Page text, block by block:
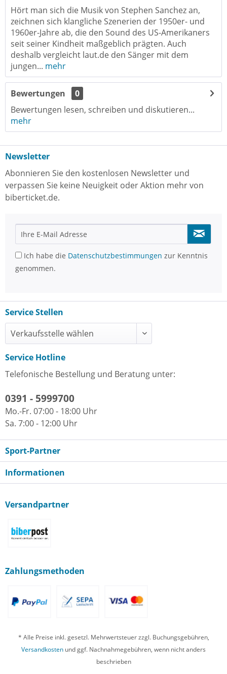
Hört man sich die Musik von Stephen Sanchez an,
zeichnen sich klangliche Szenerien der 1950er- und
1960er-Jahre ab, die den Sound des US-Amerikaners
seit seiner Kindheit maßgeblich prägten. Auch
deshalb vergleicht laut.de den Sänger mit dem
jungen... mehr
Bewertungen
0
Bewertungen lesen, schreiben und diskutieren...
mehr
Newsletter
Abonnieren Sie den kostenlosen Newsletter und
verpassen Sie keine Neuigkeit oder Aktion mehr von
biberticket.de.
Ich habe die Datenschutzbestimmungen zur Kenntnis
genommen.
Service Stellen
Service Hotline
Telefonische Bestellung und Beratung unter:
0391 - 5999700
Mo.-Fr. 07:00 - 18:00 Uhr
Sa. 7:00 - 12:00 Uhr
Sport-Partner
Informationen
Versandpartner
Zahlungsmethoden
* Alle Preise inkl. gesetzl. Mehrwertsteuer zzgl. Buchungsgebühren,
Versandkosten und ggf. Nachnahmegebühren, wenn nicht anders
beschrieben